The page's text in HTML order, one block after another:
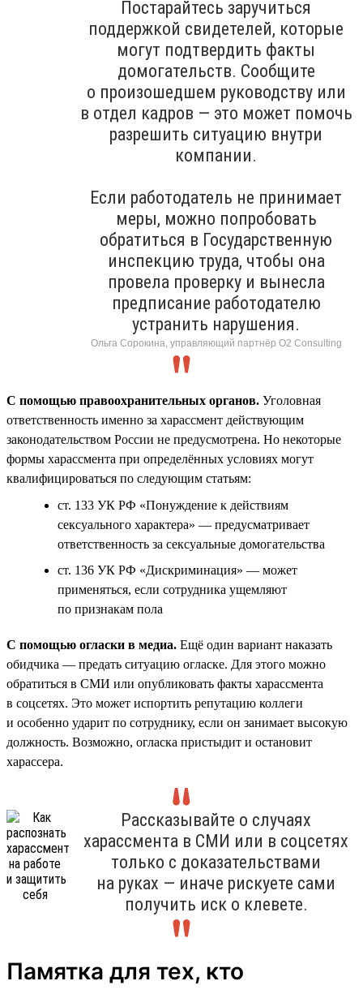
Постарайтесь заручиться
поддержкой свидетелей, которые
могут подтвердить факты
домогательств. Сообщите
о произошедшем руководству или
в отдел кадров — это может помочь
разрешить ситуацию внутри
компании.
Если работодатель не принимает
меры, можно попробовать
обратиться в Государственную
инспекцию труда, чтобы она
провела проверку и вынесла
предписание работодателю
устранить нарушения.
Ольга Сорокина, управляющий партнёр О2 Consulting
С помощью правоохранительных органов. Уголовная
ответственность именно за харассмент действующим
законодательством России не предусмотрена. Но некоторые
формы харассмента при определённых условиях могут
квалифицироваться по следующим статьям:
ст. 133 УК РФ «Понуждение к действиям
сексуального характера» — предусматривает
ответственность за сексуальные домогательства
ст. 136 УК РФ «Дискриминация» — может
применяться, если сотрудника ущемляют
по признакам пола
С помощью огласки в медиа. Ещё один вариант наказать
обидчика — предать ситуацию огласке. Для этого можно
обратиться в СМИ или опубликовать факты харассмента
в соцсетях. Это может испортить репутацию коллеги
и особенно ударит по сотруднику, если он занимает высокую
должность. Возможно, огласка пристыдит и остановит
харассера.
Рассказывайте о случаях
харассмента в СМИ или в соцсетях
только с доказательствами
на руках — иначе рискуете сами
получить иск о клевете.
Памятка для тех, кто